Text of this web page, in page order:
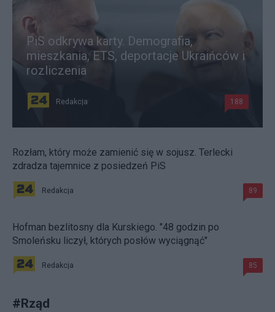
PiS odkrywa karty. Demografia,
mieszkania, ETS, deportacje Ukraińców i
rozliczenia
Redakcja 188
Rozłam, który może zamienić się w sojusz. Terlecki
zdradza tajemnice z posiedzeń PiS
Redakcja 89
Hofman bezlitosny dla Kurskiego. "48 godzin po
Smoleńsku liczył, których posłów wyciągnąć"
Redakcja 85
#Rząd